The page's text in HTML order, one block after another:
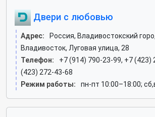
Двери с любовью
Адрес:
Россия, Владивостокский
Владивосток, Луговая улица, 28
Телефон:
+7 (914) 790-23-99, +7 (423)
(423) 272-43-68
Режим работы:
пн-пт 10:00–18:00;